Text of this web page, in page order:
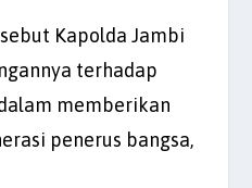
Kapolda Jambi
terhadap
memberikan
penerus bangsa,